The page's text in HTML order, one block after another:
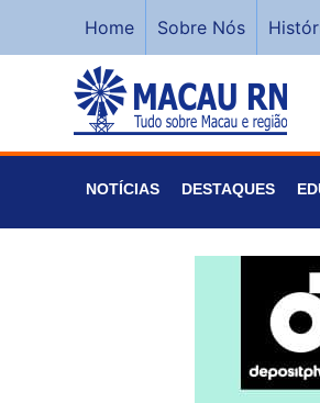
Home Sobre Nós
NOTÍCIAS DESTAQUES